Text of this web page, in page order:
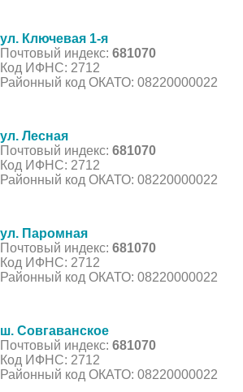
ул. Ключевая 1-я
Почтовый индекс: 681070
Код ИФНС: 2712
Районный код ОКАТО: 08220000022
ул. Лесная
Почтовый индекс: 681070
Код ИФНС: 2712
Районный код ОКАТО: 08220000022
ул. Паромная
Почтовый индекс: 681070
Код ИФНС: 2712
Районный код ОКАТО: 08220000022
ш. Совгаванское
Почтовый индекс: 681070
Код ИФНС: 2712
Районный код ОКАТО: 08220000022